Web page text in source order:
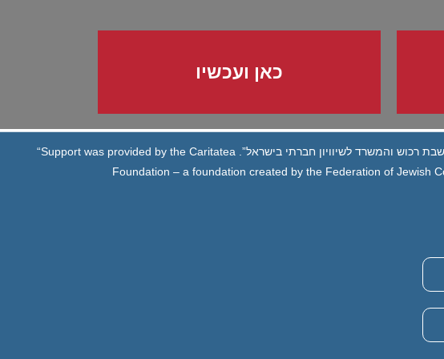
כאן ועכשיו
רכוש והמשרד לשיוויון חברתי בישראל”. “Support was provided by the Caritatea
Foundation – a foundation created by the Federation of Jewish